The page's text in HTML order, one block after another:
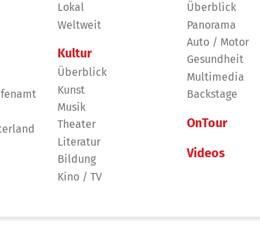
Lokal
Weltweit
Kultur
Überblick
Kunst
Musik
Theater
Literatur
Bildung
Kino / TV
Überblick
Panorama
Auto / Motor
Gesundheit
Multimedia
Backstage
OnTour
Videos